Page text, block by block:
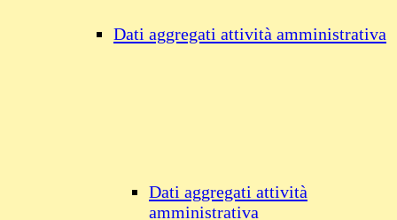
Dati aggregati attività amministrativa
Dati aggregati attività
amministrativa